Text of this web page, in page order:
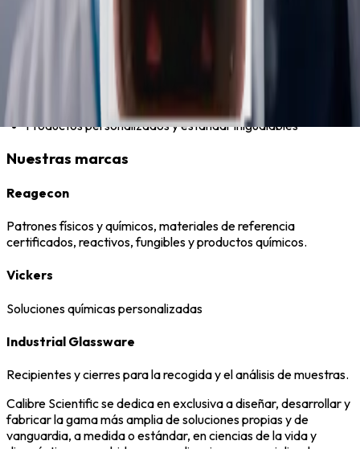
Resultados consistentes
Confianza regulatoria
Inventario siempre disponible
Productos personalizados y estándar inigualables
Nuestras marcas
Reagecon
Patrones físicos y químicos, materiales de referencia
certificados, reactivos, fungibles y productos químicos.
Vickers
Soluciones químicas personalizadas
Industrial Glassware
Recipientes y cierres para la recogida y el análisis de muestras.
Calibre Scientific se dedica en exclusiva a diseñar, desarrollar y
fabricar la gama más amplia de soluciones propias y de
vanguardia, a medida o estándar, en ciencias de la vida y